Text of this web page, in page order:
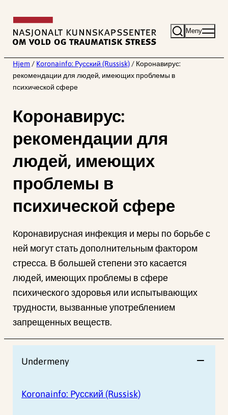
innhold
Meny
Hjem / Koronainfo: Pусский (Russisk) / Коронавирус:
рекомендации для людей, имеющих проблемы в
психической сфере
Коронавирус:
рекомендации для
людей, имеющих
проблемы в
психической сфере
Коронавирусная инфекция и меры по борьбе с
ней могут стать дополнительным фактором
стресса. В большей степени это касается
людей, имеющих проблемы в сфере
психического здоровья или испытывающих
трудности, вызванные употреблением
запрещенных веществ.
Undermeny
Koronainfo: Pусский (Russisk)